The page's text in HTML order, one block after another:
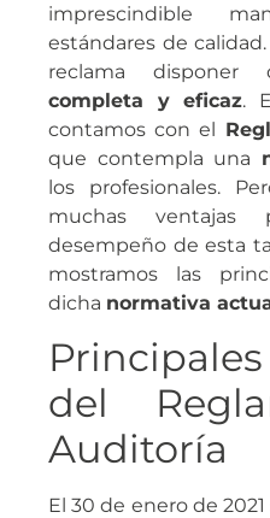
imprescindible
estándares de
reclama
completa y eficaz.
contamos con el
que contempla una
los profesionales.
muchas
desempeño de esta
mostramos las
dicha normativa
del
Auditoría
El 30 de enero de